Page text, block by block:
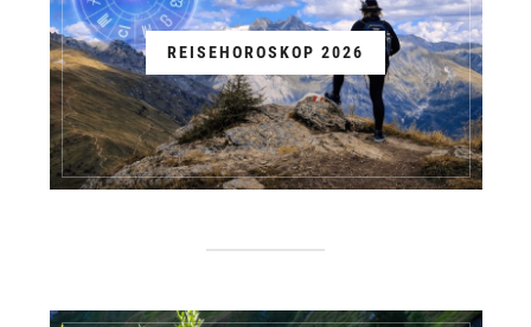
REISEHOROSKOP 2026